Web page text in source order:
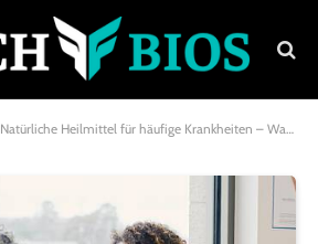
Natürliche Heilmittel für häufige Krankheiten – Warum auch Prominente auf sanfte Heilkräfte vertrauen